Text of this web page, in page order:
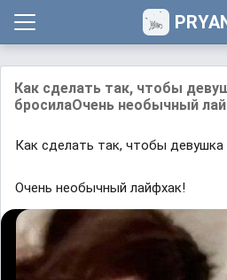
Как сделать так, чтобы
бросилаОчень необычный
Как сделать так, чтобы девушка
Очень необычный лайфхак!